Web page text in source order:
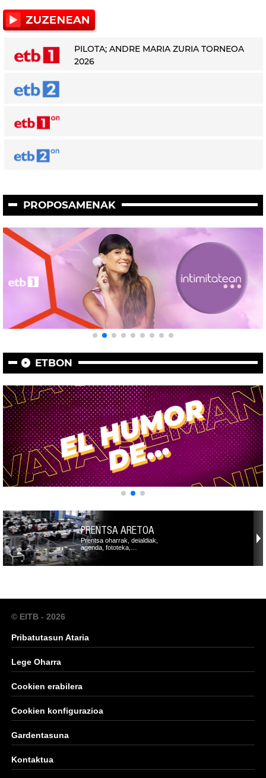
PILOTA; ANDRE MARIA ZURIA TORNEOA
2026
PROPOSAMENAK
ETBON
PRENTSA ARETOA
Prentsa oharrak, deialdiak,
agenda, fototeka,…
© EITB - 2026
Pribatutasun Ataria
Lege Oharra
Cookien erabilera
Cookien konfigurazioa
Gardentasuna
Kontaktua